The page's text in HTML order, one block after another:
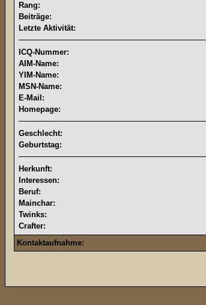
Rang:
Beiträge:
Letzte Aktivität:
ICQ-Nummer:
AIM-Name:
YIM-Name:
MSN-Name:
E-Mail:
Homepage:
Geschlecht:
Geburtstag:
Herkunft:
Interessen:
Beruf:
Mainchar:
Twinks:
Crafter:
Kontaktaufnahme: